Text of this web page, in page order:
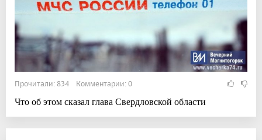
Прочитали: 834 Комментарии: 0
Что об этом сказал глава Свердловской области